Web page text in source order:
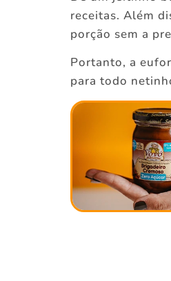
receitas. Além
porção sem a
Portanto, a
para todo